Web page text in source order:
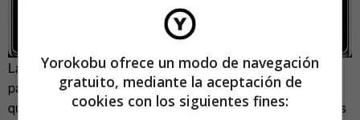
Las manteletas cuentan concódigos QR que dirigen a
páginas web de editoriales donde puede encontrar el libro
que ha comenzado. De esta forma, podrá conocer los libros
Yorokobu ofrece un modo de navegación
gratuito, mediante la aceptación de
cookies con los siguientes fines: